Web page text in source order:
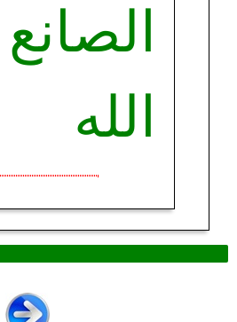
الصانع
الله